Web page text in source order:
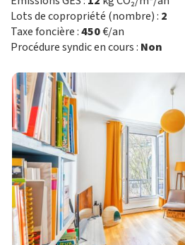
Lots de copropriété (nombre) : 2
Taxe foncière :450€/an
Procédure syndic en cours : Non